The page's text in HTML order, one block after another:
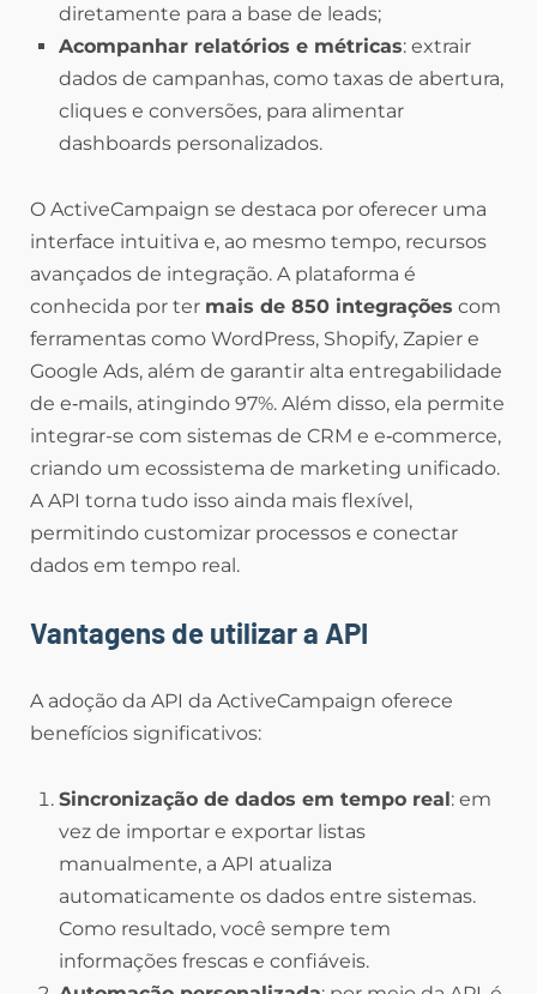
diretamente para a base de leads;
Acompanhar relatórios e métricas: extrair
dados de campanhas, como taxas de abertura,
cliques e conversões, para alimentar
dashboards personalizados.
O ActiveCampaign se destaca por oferecer uma
interface intuitiva e, ao mesmo tempo, recursos
avançados de integração. A plataforma é
conhecida por ter mais de 850 integrações com
ferramentas como WordPress, Shopify, Zapier e
Google Ads, além de garantir alta entregabilidade
de e‑mails, atingindo 97%. Além disso, ela permite
integrar-se com sistemas de CRM e e‑commerce,
criando um ecossistema de marketing unificado.
A API torna tudo isso ainda mais flexível,
permitindo customizar processos e conectar
dados em tempo real.
Vantagens de utilizar a API
A adoção da API da ActiveCampaign oferece
benefícios significativos:
Sincronização de dados em tempo real: em
vez de importar e exportar listas
manualmente, a API atualiza
automaticamente os dados entre sistemas.
Como resultado, você sempre tem
informações frescas e confiáveis.